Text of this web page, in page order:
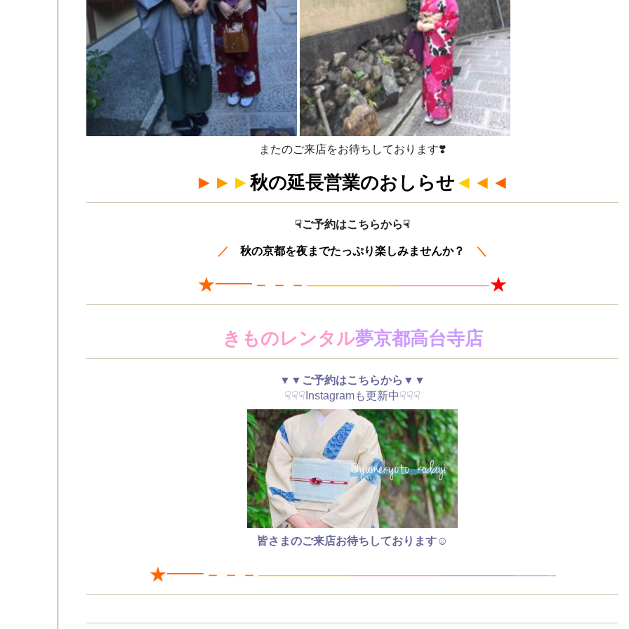
またのご来店をお待ちしております❣️
► ► ►秋の延長営業のおしらせ ◄ ◄ ◄
☟ご予約はこちらから☟
／ 秋の京都を夜までたっぷり楽しみませんか？ ＼
★━━－－－ ——————————★
きものレンタル夢京都高台寺店
▼▼ご予約はこちらから▼▼
☟☟☟Instagramも更新中☟☟☟
皆さまのご来店お待ちしております☺
★━━－－－ ————————————————-